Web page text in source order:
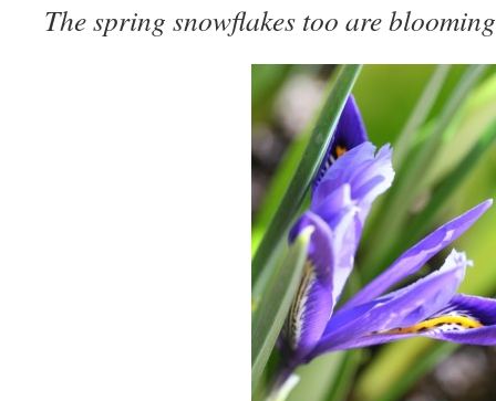
The spring snowflakes too are